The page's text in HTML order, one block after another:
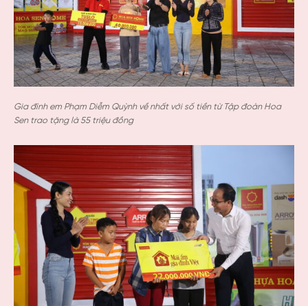
Gia đình em Phạm Diễm Quỳnh về nhất với số tiền từ Tập đoàn Hoa
Sen trao tặng là 55 triệu đồng